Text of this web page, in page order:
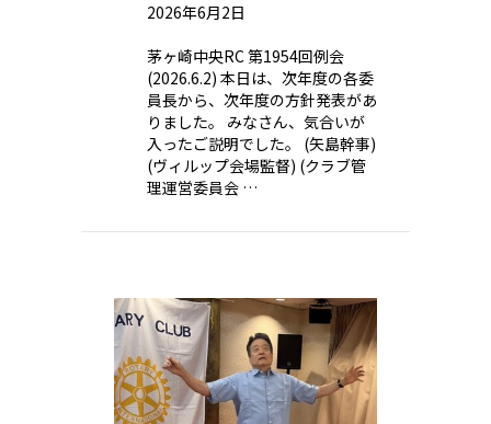
2026年6月2日
茅ヶ崎中央RC 第1954回例会
(2026.6.2) 本日は、次年度の各委
員長から、次年度の方針発表があ
りました。 みなさん、気合いが
入ったご説明でした。 (矢島幹事)
(ヴィルップ会場監督) (クラブ管
理運営委員会 …